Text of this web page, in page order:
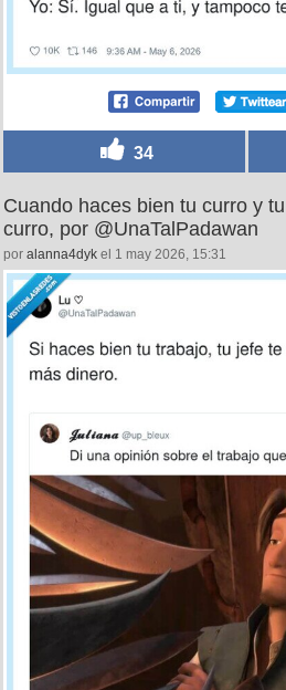
34
Cuando haces bien tu curro y
curro, por @UnaTalPadawan
por alanna4dyk el 1 may 2026, 15:31